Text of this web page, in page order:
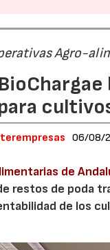
Agro-
06/08/
de
restos de poda
de los